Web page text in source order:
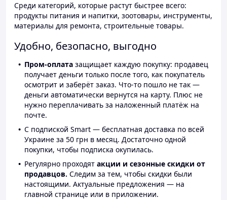
Среди категорий, которые растут быстрее всего:
продукты питания и напитки, зоотовары, инструменты,
материалы для ремонта, строительные товары.
Удобно, безопасно, выгодно
Пром-оплата защищает каждую покупку: продавец
получает деньги только после того, как покупатель
осмотрит и заберёт заказ. Что-то пошло не так —
деньги автоматически вернутся на карту. Плюс не
нужно переплачивать за наложенный платёж на
почте.
С подпиской Smart — бесплатная доставка по всей
Украине за 50 грн в месяц. Достаточно одной
покупки, чтобы подписка окупилась.
Регулярно проходят акции и сезонные скидки от
продавцов. Следим за тем, чтобы скидки были
настоящими. Актуальные предложения — на
главной странице или в приложении.